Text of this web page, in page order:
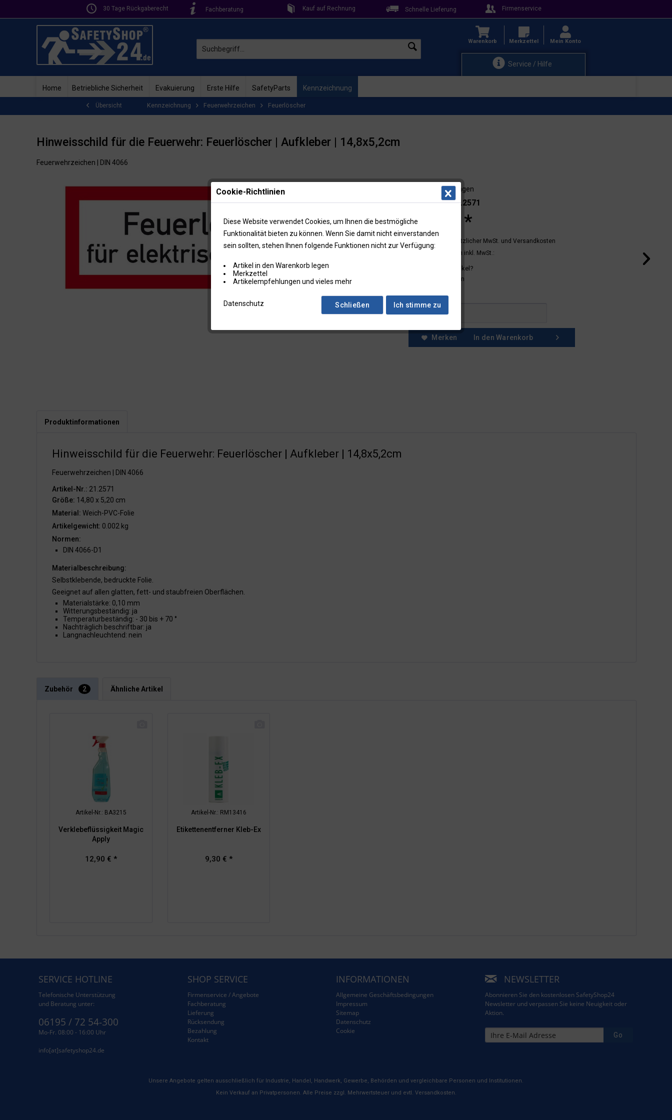
30 Tage Rückgaberecht Fachberatung Kauf auf Rechnung Schnelle Lieferung Firmenservice
Service / Hilfe
Warenkorb Merkzettel Mein Konto
Home Betriebliche Sicherheit Evakuierung Erste Hilfe SafetyParts Kennzeichnung
Übersicht Kennzeichnung Feuerwehrzeichen Feuerlöscher
Hinweisschild für die Feuerwehr: Feuerlöscher | Aufkleber | 14,8x5,2cm
Feuerwehrzeichen | DIN 4066
Lieferzeit: 3-4 Tagen
Artikel-Nr.: 21.2571
2,95 € *
* Preise zzgl. gesetzlicher MwSt. und Versandkosten
Preise in Klammern inkl. MwSt.:
Fragen zum Artikel?
Faxbestellschein
Menge:
Merken In den Warenkorb
Produktinformationen
Hinweisschild für die Feuerwehr: Feuerlöscher | Aufkleber | 14,8x5,2cm
Feuerwehrzeichen | DIN 4066
Artikel-Nr.: 21.2571
Größe: 14,80 x 5,20 cm
Material: Weich-PVC-Folie
Artikelgewicht: 0.002 kg
Normen:
DIN 4066-D1
Materialbeschreibung:
Selbstklebende, bedruckte Folie.
Geeignet auf allen glatten, fett- und staubfreien Oberflächen.
Materialstärke: 0,10 mm
Witterungsbeständig: ja
Temperaturbeständig: - 30 bis + 70 °
Nachträglich beschriftbar: ja
Langnachleuchtend: nein
Zubehör 2 Ähnliche Artikel
Artikel-Nr.: BA3215
Verklebeflüssigkeit Magic
Apply
12,90 € *
Artikel-Nr.: RM13416
Etikettenentferner Kleb-Ex
9,30 € *
SERVICE HOTLINE
Telefonische Unterstützung
und Beratung unter:
06195 / 72 54-300
Mo-Fr. 08:00 - 16:00 Uhr
info[at]safetyshop24.de
SHOP SERVICE
Firmenservice / Angebote
Fachberatung
Lieferung
Rücksendung
Bezahlung
Kontakt
INFORMATIONEN
Allgemeine Geschäftsbedingungen
Impressum
Sitemap
Datenschutz
Cookie
NEWSLETTER
Abonnieren Sie den kostenlosen SafetyShop24
Newsletter und verpassen Sie keine Neuigkeit oder
Aktion.
Go
Unsere Angebote gelten ausschließlich für Industrie, Handel, Handwerk, Gewerbe, Behörden und vergleichbare Personen und Institutionen.
Kein Verkauf an Privatpersonen. Alle Preise zzgl. Mehrwertsteuer und evtl. Versandkosten.
Cookie-Richtlinien
Diese Website verwendet Cookies, um Ihnen die bestmögliche
Funktionalität bieten zu können. Wenn Sie damit nicht einverstanden
sein sollten, stehen Ihnen folgende Funktionen nicht zur Verfügung:
Artikel in den Warenkorb legen
Merkzettel
Artikelempfehlungen und vieles mehr
Datenschutz Ich stimme zu
Schließen